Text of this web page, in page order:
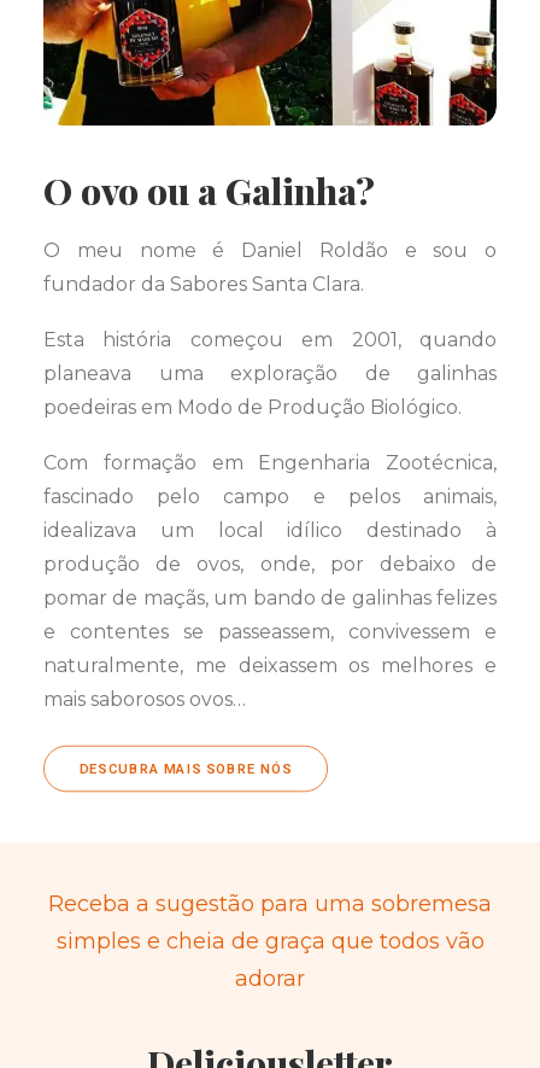
O ovo ou a Galinha?
O meu nome é Daniel Roldão e sou o
fundador da Sabores Santa Clara.
Esta história começou em 2001, quando
planeava uma exploração de galinhas
poedeiras em Modo de Produção Biológico.
Com formação em Engenharia Zootécnica,
fascinado pelo campo e pelos animais,
idealizava um local idílico destinado à
produção de ovos, onde, por debaixo de
pomar de maçãs, um bando de galinhas felizes
e contentes se passeassem, convivessem e
naturalmente, me deixassem os melhores e
mais saborosos ovos…
DESCUBRA MAIS SOBRE NÓS
Receba a sugestão para uma sobremesa
simples e cheia de graça que todos vão
adorar